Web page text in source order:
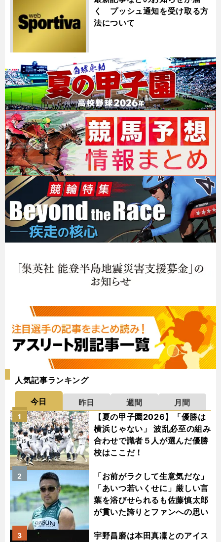
く プッシュ通知を受け取る方
法について
人気記事ランキング
今日 昨日 週間
月間
【夏の甲子園2026】「優勝は
横浜じゃない」 波乱必至の組み
合わせで識者５人が選んだ優勝
校はここだ！
1
「お前がラクして生意気だな」
「あいつ若いくせに」厳しい言
葉を浴びせられるも佐藤慎太郎
が貫いた誇りとファンへの思い
2
宇野昌磨は本田真凜とのアイス
3